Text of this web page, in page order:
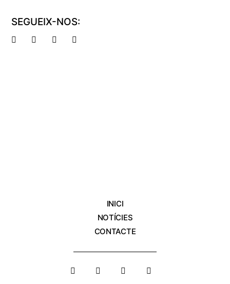
SEGUEIX-NOS:
INICI
NOTÍCIES
CONTACTE